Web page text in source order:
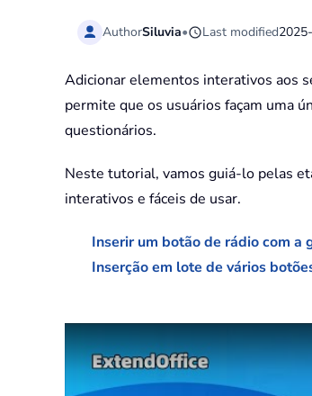
AuthorSiluvia• Last modified
Adicionar elementos interativos aos
permite que os usuários façam uma
questionários.
Neste tutorial, vamos guiá-lo pelas
interativos e fáceis de usar.
Inserir um botão de rádio com a
Inserção em lote de vários